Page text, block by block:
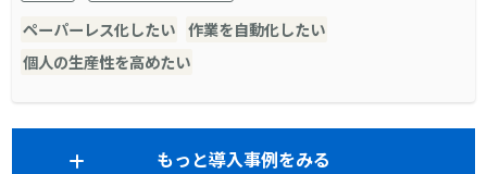
ペーパーレス化したい 作業を自動化したい
個人の生産性を高めたい
もっと導入事例をみる